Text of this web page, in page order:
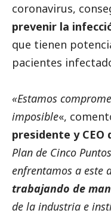
coronavirus,
prevenir la
que tienen
pacientes
«Estamos
imposible«,
presidente y CEO
Plan de Cinco
enfrentamos a este
trabajando de
de la industria e